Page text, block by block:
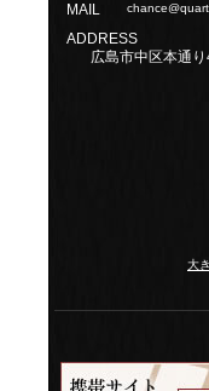
MAIL
ADDRESS
広島市中区本通
大